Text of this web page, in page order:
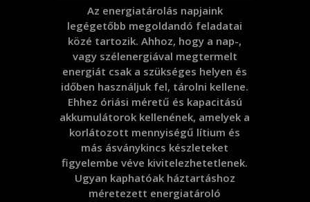
Az energiatárolás napjaink
legégetőbb megoldandó feladatai
közé tartozik. Ahhoz, hogy a nap-,
vagy szélenergiával megtermelt
energiát csak a szükséges helyen és
időben használjuk fel, tárolni kellene.
Ehhez óriási méretű és kapacitású
akkumulátorok kellenének, amelyek a
korlátozott mennyiségű lítium és
más ásványkincs készleteket
figyelembe véve kivitelezhetetlenek.
Ugyan kaphatóak háztartáshoz
méretezett energiatároló